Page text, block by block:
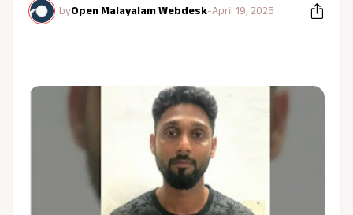
byOpen Malayalam Webdesk-April 19, 2025